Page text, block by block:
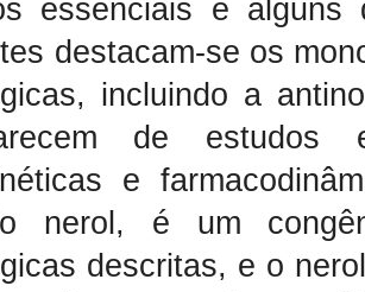
essenciais e alguns
destacam-se os
incluindo a
de estudos
e
nerol, é um
descritas, e o